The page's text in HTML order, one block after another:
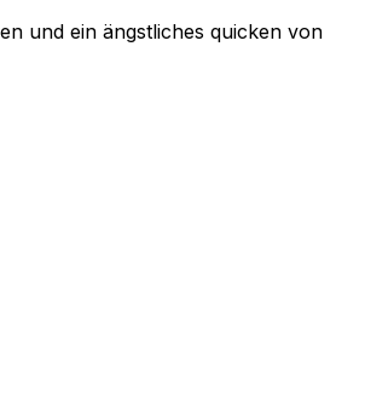
und ein ängstliches quicken von